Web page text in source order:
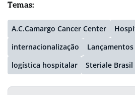
Temas:
A.C.Camargo Cancer Center
internacionalização
logística hospitalar
Steriale Brasil